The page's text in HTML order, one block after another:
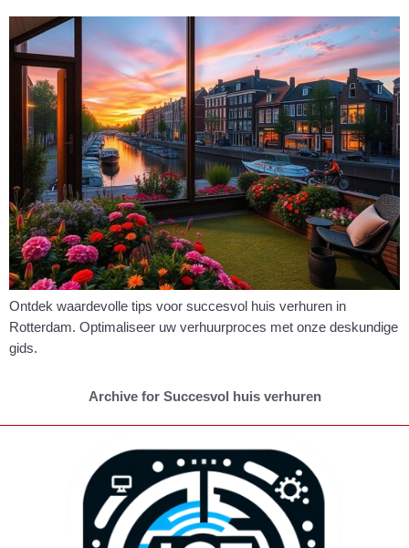
Ontdek waardevolle tips voor succesvol huis verhuren in
Rotterdam. Optimaliseer uw verhuurproces met onze deskundige
gids.
Archive for Succesvol huis verhuren